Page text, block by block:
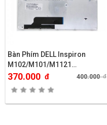
Bàn Phím DELL Inspiron
M102/M101/M1121…
370.000 đ 400.000đ